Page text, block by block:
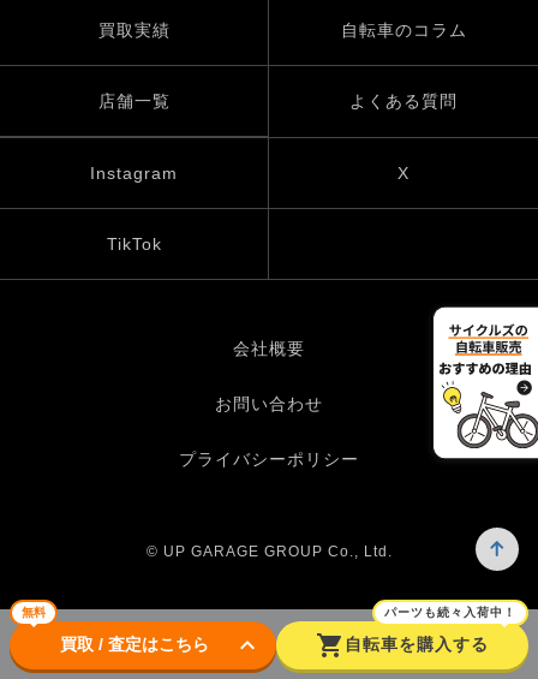
無料
買取 / 査定はこちら keyboard_arrow_down shopping_cart
パーツも続々入荷中！
自転車を購入する
買取実績 自転車のコラム
店舗一覧 よくある質問
Instagram X
TikTok
会社概要
お問い合わせ
プライバシーポリシー
© UP GARAGE GROUP Co., Ltd.